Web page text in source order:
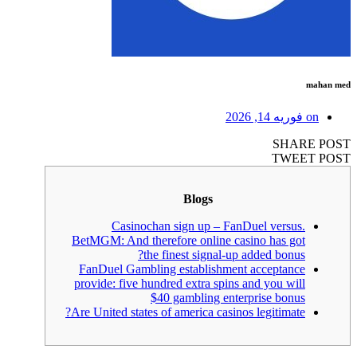
mahan med
on فوریه 14, 2026
SHARE POST
TWEET POST
Blogs
Casinochan sign up – FanDuel versus.
BetMGM: And therefore online casino has got
the finest signal-up added bonus?
FanDuel Gambling establishment acceptance
provide: five hundred extra spins and you will
$40 gambling enterprise bonus
Are United states of america casinos legitimate?